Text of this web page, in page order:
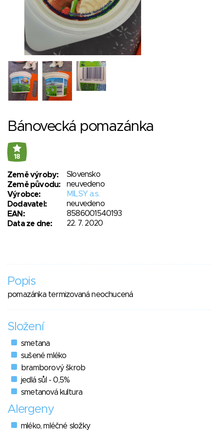
Bánovecká pomazánka
18
Země výroby:
Slovensko
Země původu:
neuvedeno
Výrobce:
MILSY a.s.
Dodavatel:
neuvedeno
EAN:
8586001540193
Data ze dne:
22. 7. 2020
Popis
pomazánka termizovaná neochucená
Složení
smetana
sušené mléko
bramborový škrob
jedlá sůl - 0,5%
smetanová kultura
Alergeny
mléko, mléčné složky